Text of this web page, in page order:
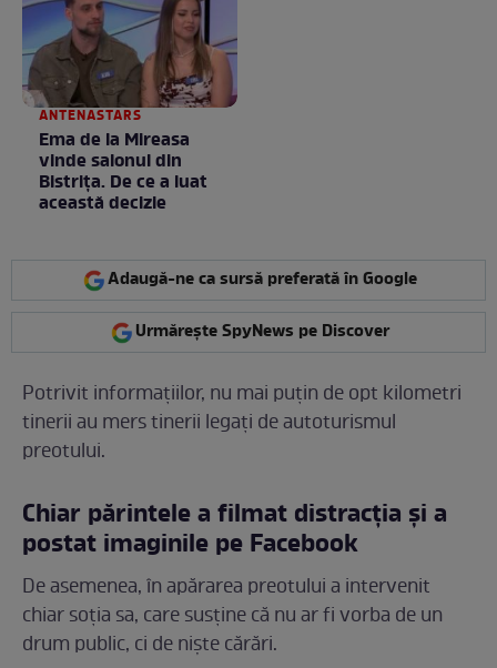
ANTENASTARS
Ema de la Mireasa
vinde salonul din
Bistrița. De ce a luat
această decizie
Adaugă-ne ca sursă preferată în Google
Urmărește SpyNews pe Discover
Potrivit informațiilor, nu mai puţin de opt kilometri
tinerii au mers tinerii legaţi de autoturismul
preotului.
Chiar părintele a filmat distracţia şi a
postat imaginile pe Facebook
De asemenea, în apărarea preotului a intervenit
chiar soția sa, care susține că nu ar fi vorba de un
drum public, ci de nişte cărări.